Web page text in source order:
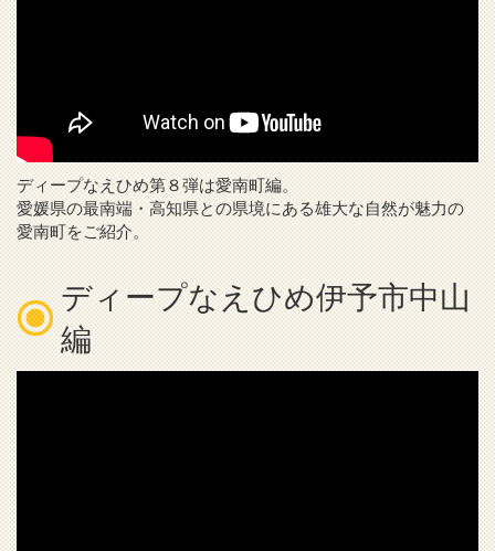
ディープなえひめ第８弾は愛南町編。
愛媛県の最南端・高知県との県境にある雄大な自然が魅力の
愛南町をご紹介。
ディープなえひめ伊予市中山
編